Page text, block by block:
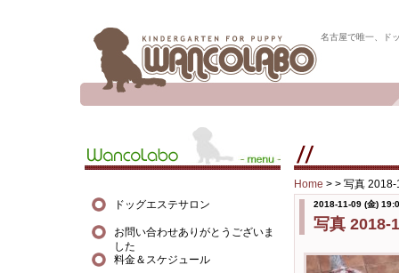
名古屋で唯一、ド
Home > > 写真
2018-11-09 (金)
写真 2018-
ドッグエステサロン
お問い合わせありがとうございま
した
料金＆スケジュール